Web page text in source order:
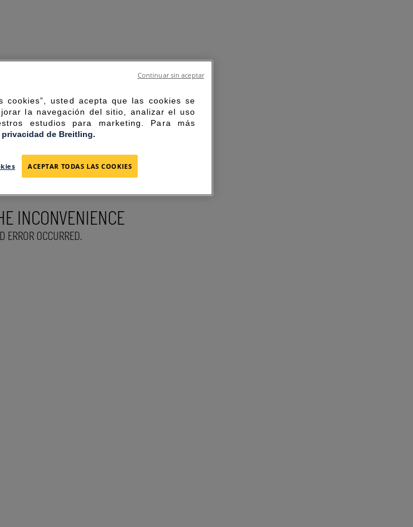
INCONVENIENCE
ERROR OCCURRED.
cookies”, usted acepta que las cookies se
la navegación del sitio, analizar el uso
estudios para marketing. Para más
de Breitling.
ACEPTAR TODAS LAS COOKIES
Continuar sin aceptar